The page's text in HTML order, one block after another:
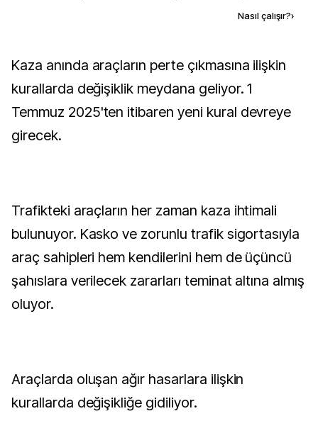
Nasıl çalışır?›
Kaza anında araçların perte çıkmasına ilişkin
kurallarda değişiklik meydana geliyor. 1
Temmuz 2025'ten itibaren yeni kural devreye
girecek.
Trafikteki araçların her zaman kaza ihtimali
bulunuyor. Kasko ve zorunlu trafik sigortasıyla
araç sahipleri hem kendilerini hem de üçüncü
şahıslara verilecek zararları teminat altına almış
oluyor.
Araçlarda oluşan ağır hasarlara ilişkin
kurallarda değişikliğe gidiliyor.